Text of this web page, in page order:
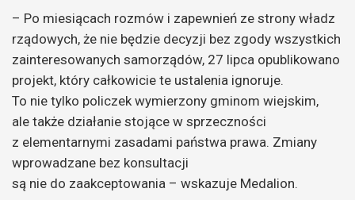
– Po miesiącach rozmów i zapewnień ze strony władz
rządowych, że nie będzie decyzji bez zgody wszystkich
zainteresowanych samorządów, 27 lipca opublikowano
projekt, który całkowicie te ustalenia ignoruje.
To nie tylko policzek wymierzony gminom wiejskim,
ale także działanie stojące w sprzeczności
z elementarnymi zasadami państwa prawa. Zmiany
wprowadzane bez konsultacji
są nie do zaakceptowania – wskazuje Medalion.